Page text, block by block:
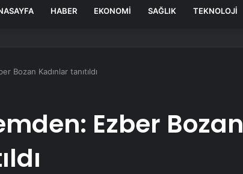
HABER EKONOMI SAĞLIK TEKNOLOJI
Bozan Kadınlar tanıtıldı
Ezber Bozan